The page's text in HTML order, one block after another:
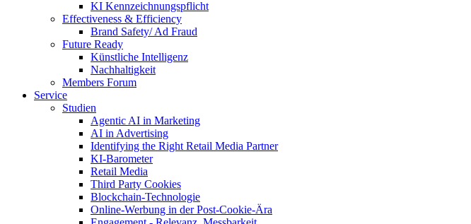
KI Kennzeichnungspflicht
Effectiveness & Efficiency
Brand Safety/ Ad Fraud
Future Ready
Künstliche Intelligenz
Nachhaltigkeit
Members Forum
Service
Studien
Agentic AI in Marketing
AI in Advertising
Identifying the Right Retail Media Partner
KI-Barometer
Retail Media
Third Party Cookies
Blockchain-Technologie
Online-Werbung in der Post-Cookie-Ära